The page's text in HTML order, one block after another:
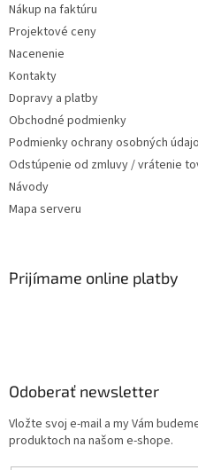
Nákup na faktúru
Projektové ceny
Nacenenie
Kontakty
Dopravy a platby
Obchodné podmienky
Podmienky ochrany osobných
Odstúpenie od zmluvy / vrátenie
Návody
Mapa serveru
Prijímame online platby
Odoberať newsletter
Vložte svoj e-mail a my Vám
produktoch na našom e-shope.